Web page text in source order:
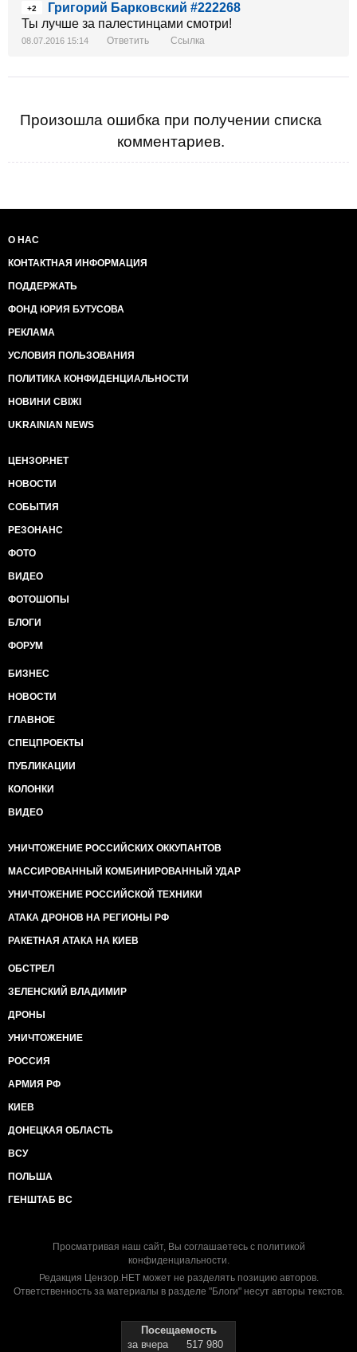
+2
Григорий Барковский #222268
Ты лучше за палестинцами смотри!
08.07.2016 15:14 Ответить Ссылка
Произошла ошибка при получении списка
комментариев.
О НАС
КОНТАКТНАЯ ИНФОРМАЦИЯ
ПОДДЕРЖАТЬ
ФОНД ЮРИЯ БУТУСОВА
РЕКЛАМА
УСЛОВИЯ ПОЛЬЗОВАНИЯ
ПОЛИТИКА КОНФИДЕНЦИАЛЬНОСТИ
НОВИНИ СВІЖІ
UKRAINIAN NEWS
ЦЕНЗОР.НЕТ
НОВОСТИ
СОБЫТИЯ
РЕЗОНАНС
ФОТО
ВИДЕО
ФОТОШОПЫ
БЛОГИ
ФОРУМ
БИЗНЕС
НОВОСТИ
ГЛАВНОЕ
СПЕЦПРОЕКТЫ
ПУБЛИКАЦИИ
КОЛОНКИ
ВИДЕО
УНИЧТОЖЕНИЕ РОССИЙСКИХ ОККУПАНТОВ
МАССИРОВАННЫЙ КОМБИНИРОВАННЫЙ УДАР
УНИЧТОЖЕНИЕ РОССИЙСКОЙ ТЕХНИКИ
АТАКА ДРОНОВ НА РЕГИОНЫ РФ
РАКЕТНАЯ АТАКА НА КИЕВ
ОБСТРЕЛ
ЗЕЛЕНСКИЙ ВЛАДИМИР
ДРОНЫ
УНИЧТОЖЕНИЕ
РОССИЯ
АРМИЯ РФ
КИЕВ
ДОНЕЦКАЯ ОБЛАСТЬ
ВСУ
ПОЛЬША
ГЕНШТАБ ВС
Просматривая наш сайт, Вы соглашаетесь с политикой
конфиденциальности.
Редакция Цензор.НЕТ может не разделять позицию авторов.
Ответственность за материалы в разделе "Блоги" несут авторы текстов.
Посещаемость
за вчера
517 980